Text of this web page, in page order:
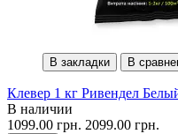
В закладки В
Клевер 1 кг Ривендел
В наличии
1099.00 грн. 2099.00 грн.